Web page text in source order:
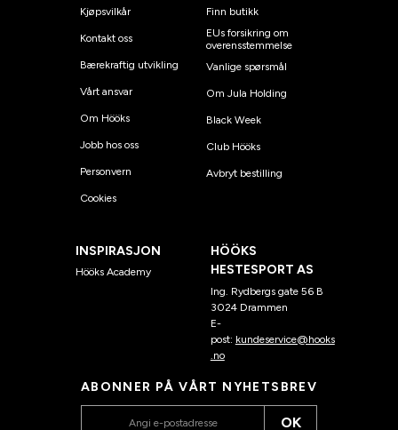
Kjøpsvilkår
Kontakt oss
Bærekraftig utvikling
Vårt ansvar
Om Hööks
Jobb hos oss
Personvern
Cookies
Finn butikk
EUs forsikring om
overensstemmelse
Vanlige spørsmål
Om Jula Holding
Black Week
Club Hööks
Avbryt bestilling
INSPIRASJON
Hööks Academy
HÖÖKS
HESTESPORT AS
Ing. Rydbergs gate 56 B
3024 Drammen
E-
post: kundeservice@hooks
.no
ABONNER PÅ VÅRT NYHETSBREV
OK